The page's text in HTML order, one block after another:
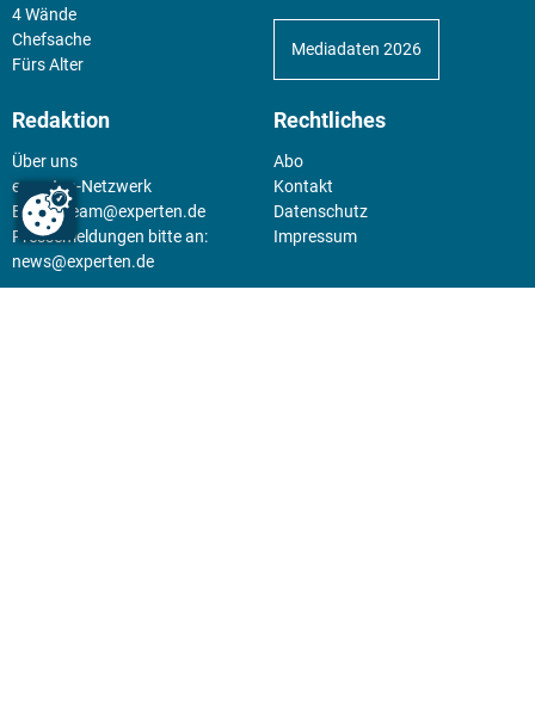
4 Wände
Chefsache
Fürs Alter
Mediadaten 2026
Redaktion
Über uns
experten-Netzwerk
E-Mail:team@experten.de
Pressemeldungen bitte an:
news@experten.de
Rechtliches
Abo
Kontakt
Datenschutz
Impressum